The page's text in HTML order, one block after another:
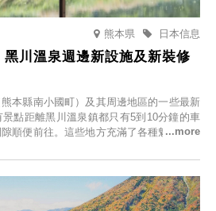
熊本県 日本信息
黑川溫泉週邊新設施及新裝修
本縣南小國町）及其周邊地區的一些最新
點距離黑川溫泉鎮都只有5到10分鐘的車
順便前往。這些地方充滿了各種魅力，包
泉的全新樂趣。